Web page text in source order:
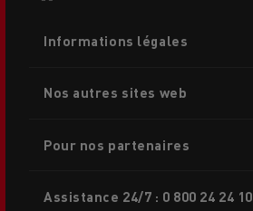
menu
Informations légales
Nos autres sites web
Pour nos partenaires
Assistance 24/7 : 0 800 24 24 10